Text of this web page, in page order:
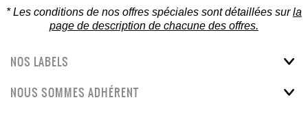
* Les conditions de nos offres spéciales sont détaillées surla
page de description de chacune des offres.
NOS LABELS
NOUS SOMMES ADHÉRENT